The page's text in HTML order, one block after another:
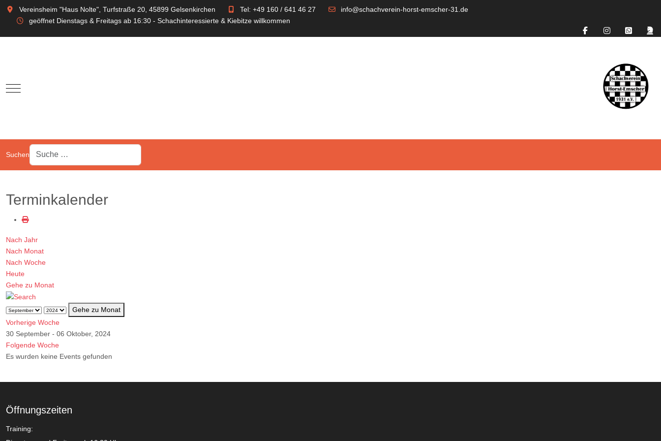
Vereinsheim "Haus Nolte", Turfstraße 20, 45899 Gelsenkirchen Tel: +49 160 / 641 46 27
info@schachverein-horst-emscher-31.de
geöffnet Dienstags & Freitags ab 16:30 - Schachinteressierte & Kiebitze willkommen
Mobile Menu Toggle
Suchen
Terminkalender
Nach Jahr
Nach Monat
Nach Woche
Heute
Gehe zu Monat
Gehe zu Monat
Vorherige Woche
30 September - 06 Oktober, 2024
Folgende Woche
Es wurden keine Events gefunden
Öffnungszeiten
Training: